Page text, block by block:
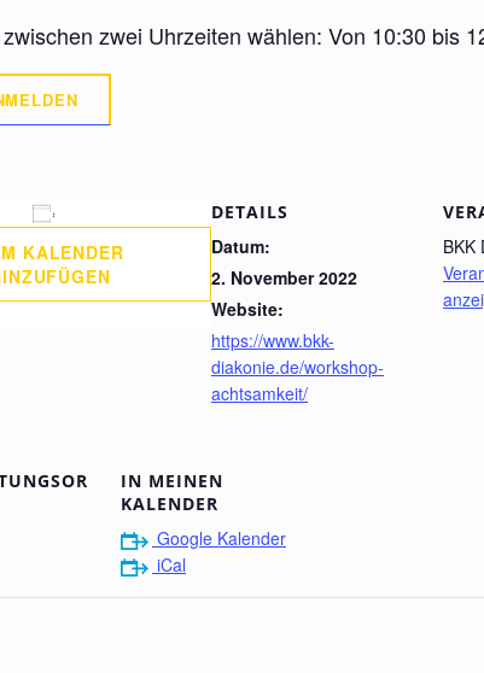
zwei Uhrzeiten wählen: Von 10:30 bis
KALENDER
DETAILS
Datum:
2. November 2022
Website:
https://www.bkk-
diakonie.de/workshop-
achtsamkeit/
BKK
IN MEINEN
KALENDER
Google Kalender
iCal